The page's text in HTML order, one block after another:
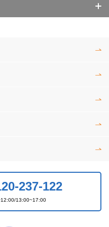
237-122
13:00~17:00